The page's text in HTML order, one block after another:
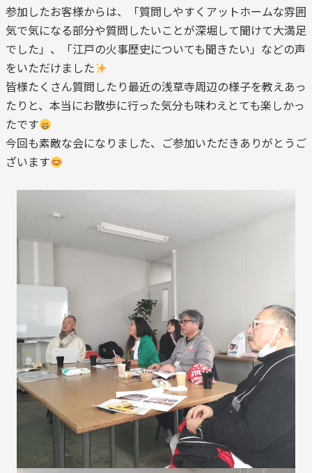
参加したお客様からは、「質問しやすくアットホームな雰囲
気で気になる部分や質問したいことが深堀して聞けて大満足
でした」、「江戸の火事歴史についても聞きたい」などの声
をいただけました
皆様たくさん質問したり最近の浅草寺周辺の様子を教えあっ
たりと、本当にお散歩に行った気分も味わえとても楽しかっ
たです
今回も素敵な会になりました、ご参加いただきありがとうご
ざいます